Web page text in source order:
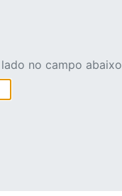
no campo abaixo